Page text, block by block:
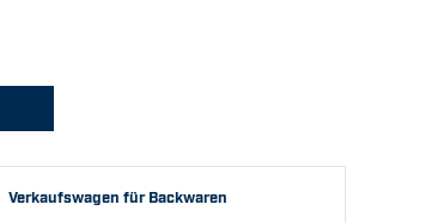
Verkaufswagen für Backwaren